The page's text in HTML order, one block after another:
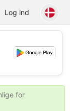
Log ind
💕
for